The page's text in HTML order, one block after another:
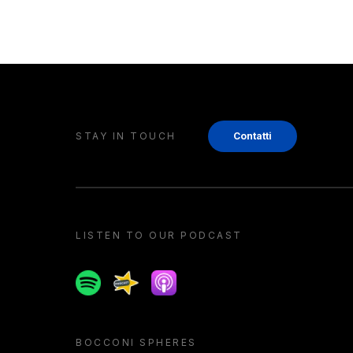
STAY IN TOUCH Contatti
LISTEN TO OUR PODCAST
SpotifySpreakerApple podcast
BOCCONI SPHERES